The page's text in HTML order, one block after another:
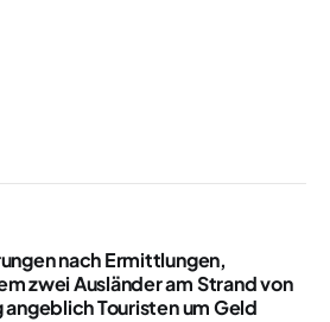
nach Ermittlungen,
zwei Ausländer am Strand von
angeblich Touristen um Geld